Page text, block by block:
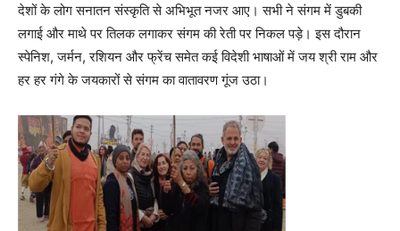
देशों के लोग सनातन संस्कृति से अभिभूत नजर आए। सभी ने संगम में डुबकी
लगाई और माथे पर तिलक लगाकर संगम की रेती पर निकल पड़े। इस दौरान
स्पेनिश, जर्मन, रशियन और फ्रेंच समेत कई विदेशी भाषाओं में जय श्री राम और
हर हर गंगे के जयकारों से संगम का वातावरण गूंज उठा।